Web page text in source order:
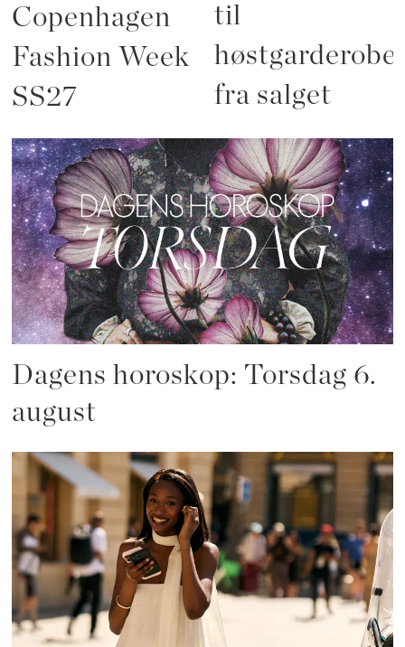
Copenhagen
Fashion Week
SS27
til
fra salget
Dagens horoskop: Torsdag 6.
august